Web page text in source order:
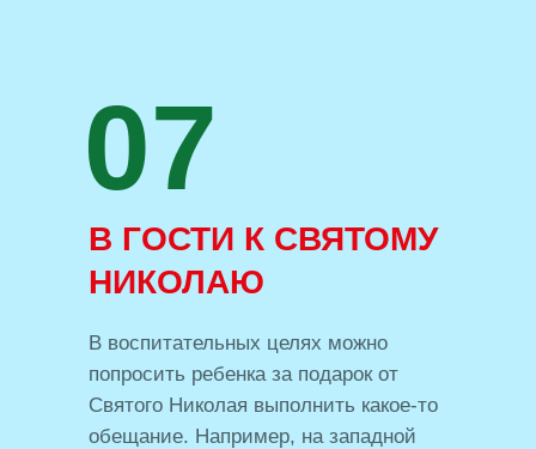
В ГОСТИ К СВЯТОМУ
НИКОЛАЮ
В воспитательных целях можно
попросить ребенка за подарок от
Святого Николая выполнить какое-то
обещание. Например, на западной
07